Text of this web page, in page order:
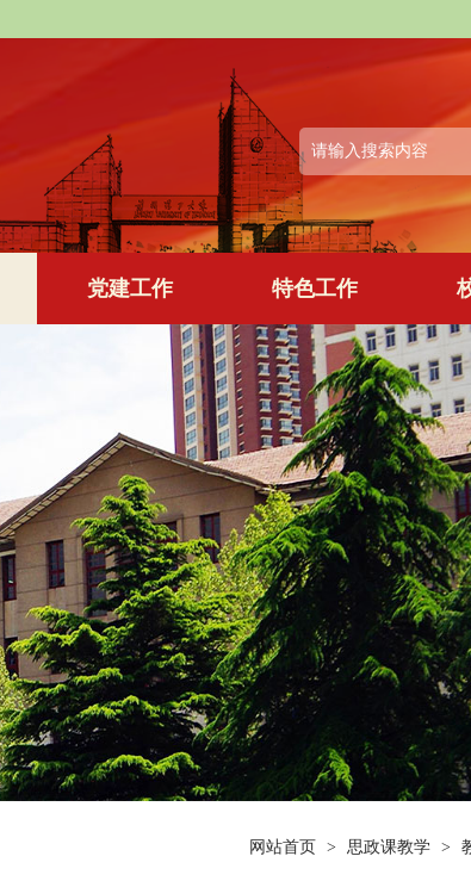
党建工作 特色工作
网站首页 > 思政课教学 >